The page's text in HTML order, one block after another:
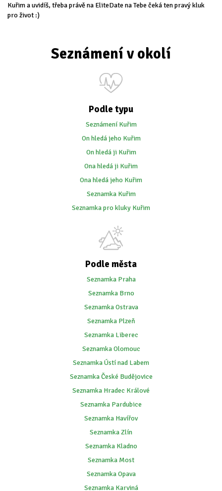
Kuřim a uvidíš, třeba právě na EliteDate na Tebe čeká ten pravý kluk
pro život :)
Seznámení v okolí
Podle typu
Seznámení Kuřim
On hledá jeho Kuřim
On hledá ji Kuřim
Ona hledá ji Kuřim
Ona hledá jeho Kuřim
Seznamka Kuřim
Seznamka pro kluky Kuřim
Podle města
Seznamka Praha
Seznamka Brno
Seznamka Ostrava
Seznamka Plzeň
Seznamka Liberec
Seznamka Olomouc
Seznamka Ústí nad Labem
Seznamka České Budějovice
Seznamka Hradec Králové
Seznamka Pardubice
Seznamka Havířov
Seznamka Zlín
Seznamka Kladno
Seznamka Most
Seznamka Opava
Seznamka Karviná